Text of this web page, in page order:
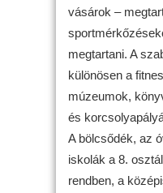
vásárok –
megtartani. A
különösen a
múzeumok,
és
A bölcsődék, az
iskolák a 8.
rendben, a